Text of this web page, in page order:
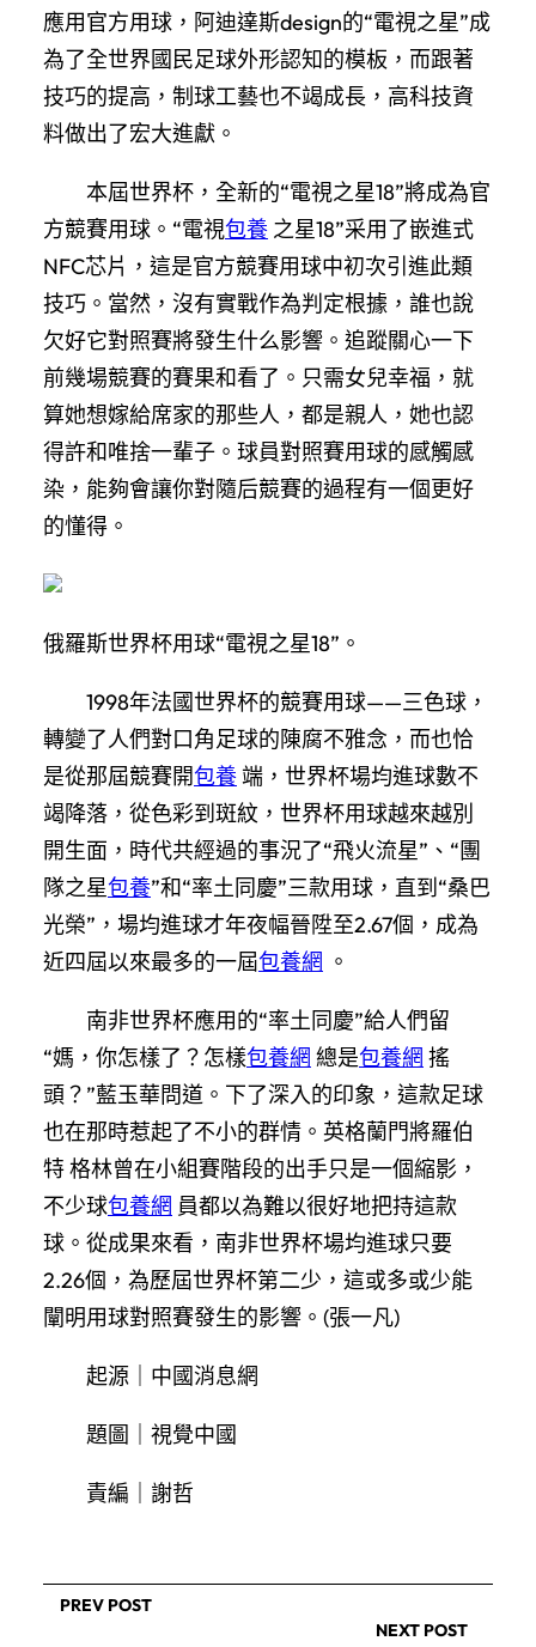
應用官方用球，阿迪達斯design的“電視之星”成
為了全世界國民足球外形認知的模板，而跟著
技巧的提高，制球工藝也不竭成長，高科技資
料做出了宏大進獻。
本屆世界杯，全新的“電視之星18”將成為官
方競賽用球。“電視包養 之星18”采用了嵌進式
NFC芯片，這是官方競賽用球中初次引進此類
技巧。當然，沒有實戰作為判定根據，誰也說
欠好它對照賽將發生什么影響。追蹤關心一下
前幾場競賽的賽果和看了。只需女兒幸福，就
算她想嫁給席家的那些人，都是親人，她也認
得許和唯捨一輩子。球員對照賽用球的感觸感
染，能夠會讓你對隨后競賽的過程有一個更好
的懂得。
俄羅斯世界杯用球“電視之星18”。
1998年法國世界杯的競賽用球——三色球，
轉變了人們對口角足球的陳腐不雅念，而也恰
是從那屆競賽開包養端，世界杯場均進球數不
竭降落，從色彩到斑紋，世界杯用球越來越別
開生面，時代共經過的事況了“飛火流星”、“團
隊之星包養”和“率土同慶”三款用球，直到“桑巴
光榮”，場均進球才年夜幅晉陞至2.67個，成為
近四屆以來最多的一屆包養網 。
南非世界杯應用的“率土同慶”給人們留
“媽，你怎樣了？怎樣包養網 總是包養網 搖
頭？”藍玉華問道。下了深入的印象，這款足球
也在那時惹起了不小的群情。英格蘭門將羅伯
特 格林曾在小組賽階段的出手只是一個縮影，
不少球包養網 員都以為難以很好地把持這款
球。從成果來看，南非世界杯場均進球只要
2.26個，為歷屆世界杯第二少，這或多或少能
闡明用球對照賽發生的影響。(張一凡)
起源｜中國消息網
題圖｜視覺中國
責編｜謝哲
PREV POST
NEXT POST